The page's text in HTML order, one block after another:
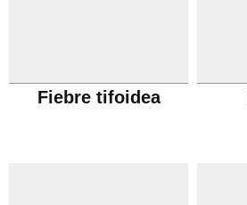
Fiebre tifoidea